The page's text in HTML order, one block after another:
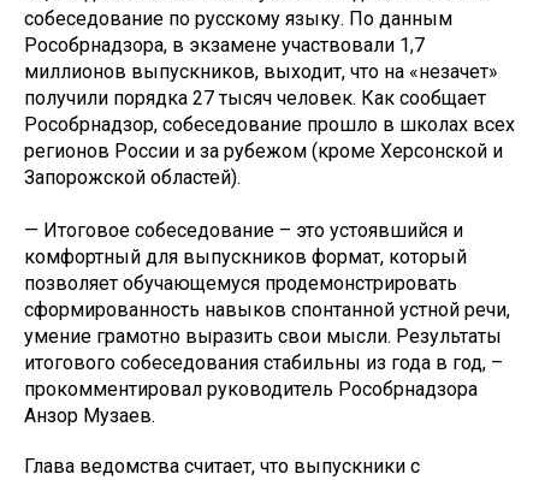
собеседование по русскому языку. По данным
Рособрнадзора, в экзамене участвовали 1,7
миллионов выпускников, выходит, что на «незачет»
получили порядка 27 тысяч человек. Как сообщает
Рособрнадзор, собеседование прошло в школах всех
регионов России и за рубежом (кроме Херсонской и
Запорожской областей).
— Итоговое собеседование – это устоявшийся и
комфортный для выпускников формат, который
позволяет обучающемуся продемонстрировать
сформированность навыков спонтанной устной речи,
умение грамотно выразить свои мысли. Результаты
итогового собеседования стабильны из года в год, –
прокомментировал руководитель Рособрнадзора
Анзор Музаев.
Глава ведомства считает, что выпускники с